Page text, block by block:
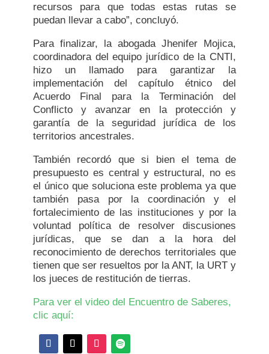
recursos para que todas estas rutas se
puedan llevar a cabo”, concluyó.
Para finalizar, la abogada Jhenifer Mojica,
coordinadora del equipo jurídico de la CNTI,
hizo un llamado para garantizar la
implementación del capítulo étnico del
Acuerdo Final para la Terminación del
Conflicto y avanzar en la protección y
garantía de la seguridad jurídica de los
territorios ancestrales.
También recordó que si bien el tema de
presupuesto es central y estructural, no es
el único que soluciona este problema ya que
también pasa por la coordinación y el
fortalecimiento de las instituciones y por la
voluntad política de resolver discusiones
jurídicas, que se dan a la hora del
reconocimiento de derechos territoriales que
tienen que ser resueltos por la ANT, la URT y
los jueces de restitución de tierras.
Para ver el video del Encuentro de Saberes,
clic aquí: